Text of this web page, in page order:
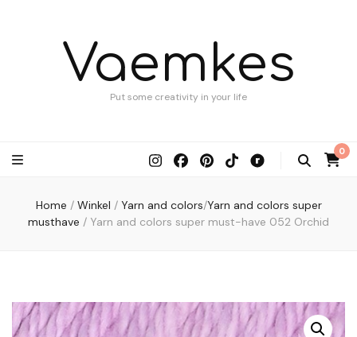
Vaemkes
Put some creativity in your life
0
Home / Winkel / Yarn and colors/Yarn and colors super
musthave / Yarn and colors super must-have 052 Orchid